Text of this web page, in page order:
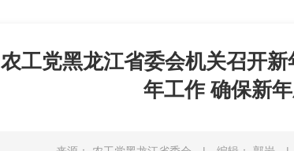
农工党黑龙江省委会机关召开
年工作 确保新